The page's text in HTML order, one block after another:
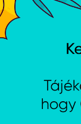
Termék